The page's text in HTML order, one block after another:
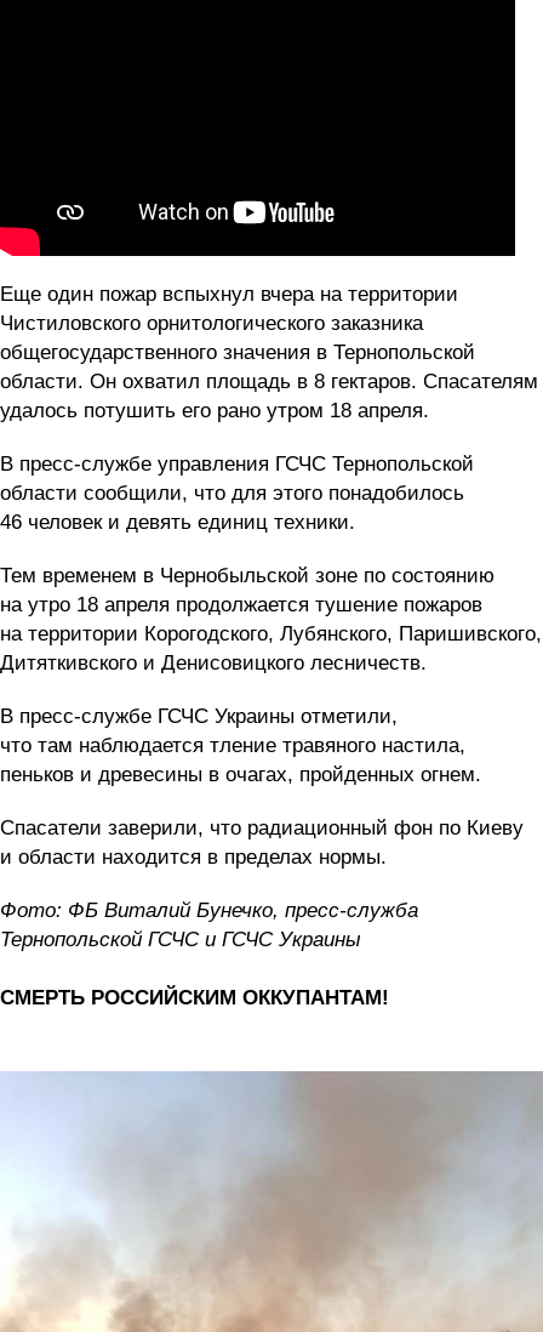
Еще один пожар вспыхнул вчера на территории
Чистиловского орнитологического заказника
общегосударственного значения в Тернопольской
области. Он охватил площадь в 8 гектаров. Спасателям
удалось потушить его рано утром 18 апреля.
В пресс-службе управления ГСЧС Тернопольской
области сообщили, что для этого понадобилось
46 человек и девять единиц техники.
Тем временем в Чернобыльской зоне по состоянию
на утро 18 апреля продолжается тушение пожаров
на территории Корогодского, Лубянского, Паришивского,
Дитяткивского и Денисовицкого лесничеств.
В пресс-службе ГСЧС Украины отметили,
что там наблюдается тление травяного настила,
пеньков и древесины в очагах, пройденных огнем.
Спасатели заверили, что радиационный фон по Киеву
и области находится в пределах нормы.
Фото: ФБ Виталий Бунечко, пресс-служба
Тернопольской ГСЧС и ГСЧС Украины
СМЕРТЬ РОССИЙСКИМ ОККУПАНТАМ!